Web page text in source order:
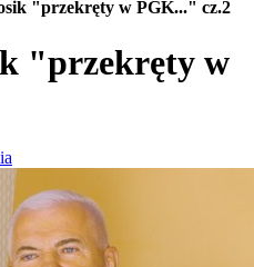
"przekręty w PGK..." cz.2
"przekręty w